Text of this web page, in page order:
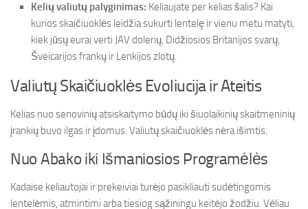
Kelių valiutų palyginimas: Keliaujate per kelias šalis? Kai
kurios skaičiuoklės leidžia sukurti lentelę ir vienu metu matyti,
kiek jūsų eurai verti JAV dolerių, Didžiosios Britanijos svarų,
Šveicarijos frankų ir Lenkijos zlotų.
Valiutų Skaičiuoklės Evoliucija ir Ateitis
Kelias nuo senovinių atsiskaitymo būdų iki šiuolaikinių skaitmeninių
įrankių buvo ilgas ir įdomus. Valiutų skaičiuoklės nėra išimtis.
Nuo Abako iki Išmaniosios Programėlės
Kadaise keliautojai ir prekeiviai turėjo pasikliauti sudėtingomis
lentelėmis, atmintimi arba tiesiog sąžiningu keitėjo žodžiu. Vėliau